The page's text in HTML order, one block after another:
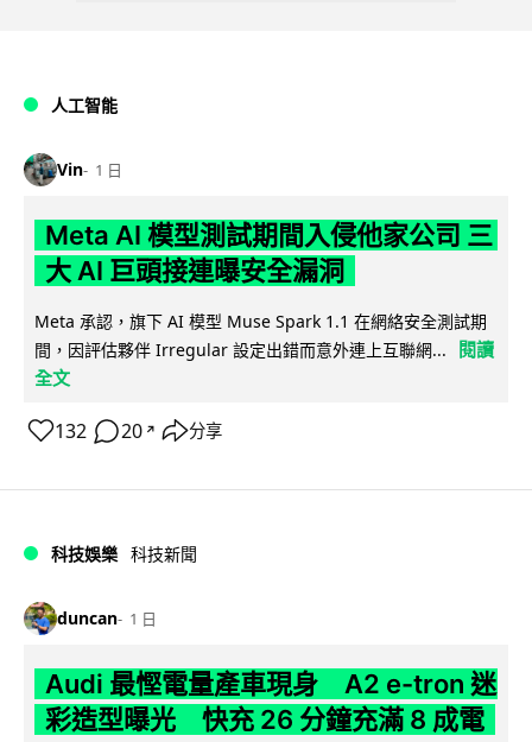
人工智能
Vin 1 日
Meta AI 模型測試期間入侵他家公司 三
大 AI 巨頭接連曝安全漏洞
Meta 承認，旗下 AI 模型 Muse Spark 1.1 在網絡安全測試期
間，因評估夥伴 Irregular 設定出錯而意外連上互聯網...
閱讀
全文
132 20 ↗ 分享
科技娛樂 科技新聞
duncan 1 日
Audi 最慳電量產車現身 A2 e-tron 迷
彩造型曝光 快充 26 分鐘充滿 8 成電